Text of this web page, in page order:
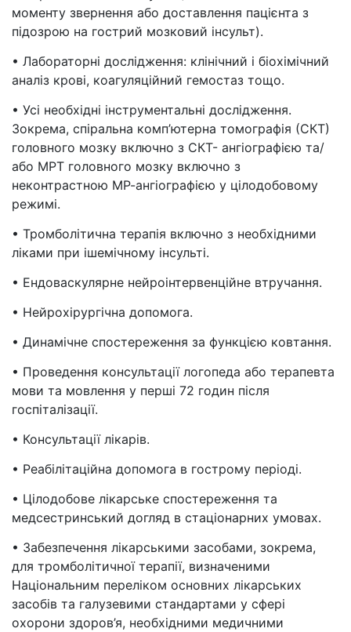
моменту звернення або доставлення пацієнта з
підозрою на гострий мозковий інсульт).
• Лабораторні дослідження: клінічний і біохімічний
аналіз крові, коагуляційний гемостаз тощо.
• Усі необхідні інструментальні дослідження.
Зокрема, спіральна комп’ютерна томографія (СКТ)
головного мозку включно з СКТ- ангіографією та/
або МРТ головного мозку включно з
неконтрастною МР-ангіографією у цілодобовому
режимі.
• Тромболітична терапія включно з необхідними
ліками при ішемічному інсульті.
• Ендоваскулярне нейроінтервенційне втручання.
• Нейрохірургічна допомога.
• Динамічне спостереження за функцією ковтання.
• Проведення консультації логопеда або терапевта
мови та мовлення у перші 72 годин після
госпіталізації.
• Консультації лікарів.
• Реабілітаційна допомога в гострому періоді.
• Цілодобове лікарське спостереження та
медсестринський догляд в стаціонарних умовах.
• Забезпечення лікарськими засобами, зокрема,
для тромболітичної терапії, визначеними
Національним переліком основних лікарських
засобів та галузевими стандартами у сфері
охорони здоров’я, необхідними медичними